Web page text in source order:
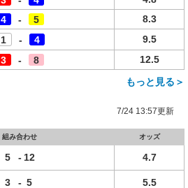
4 - 5
8.3
1 - 4
9.5
3 - 8
12.5
もっと見る＞
7/24 13:57更新
組み合わせ オッズ
5 - 12 4.7
3 - 5 5.5